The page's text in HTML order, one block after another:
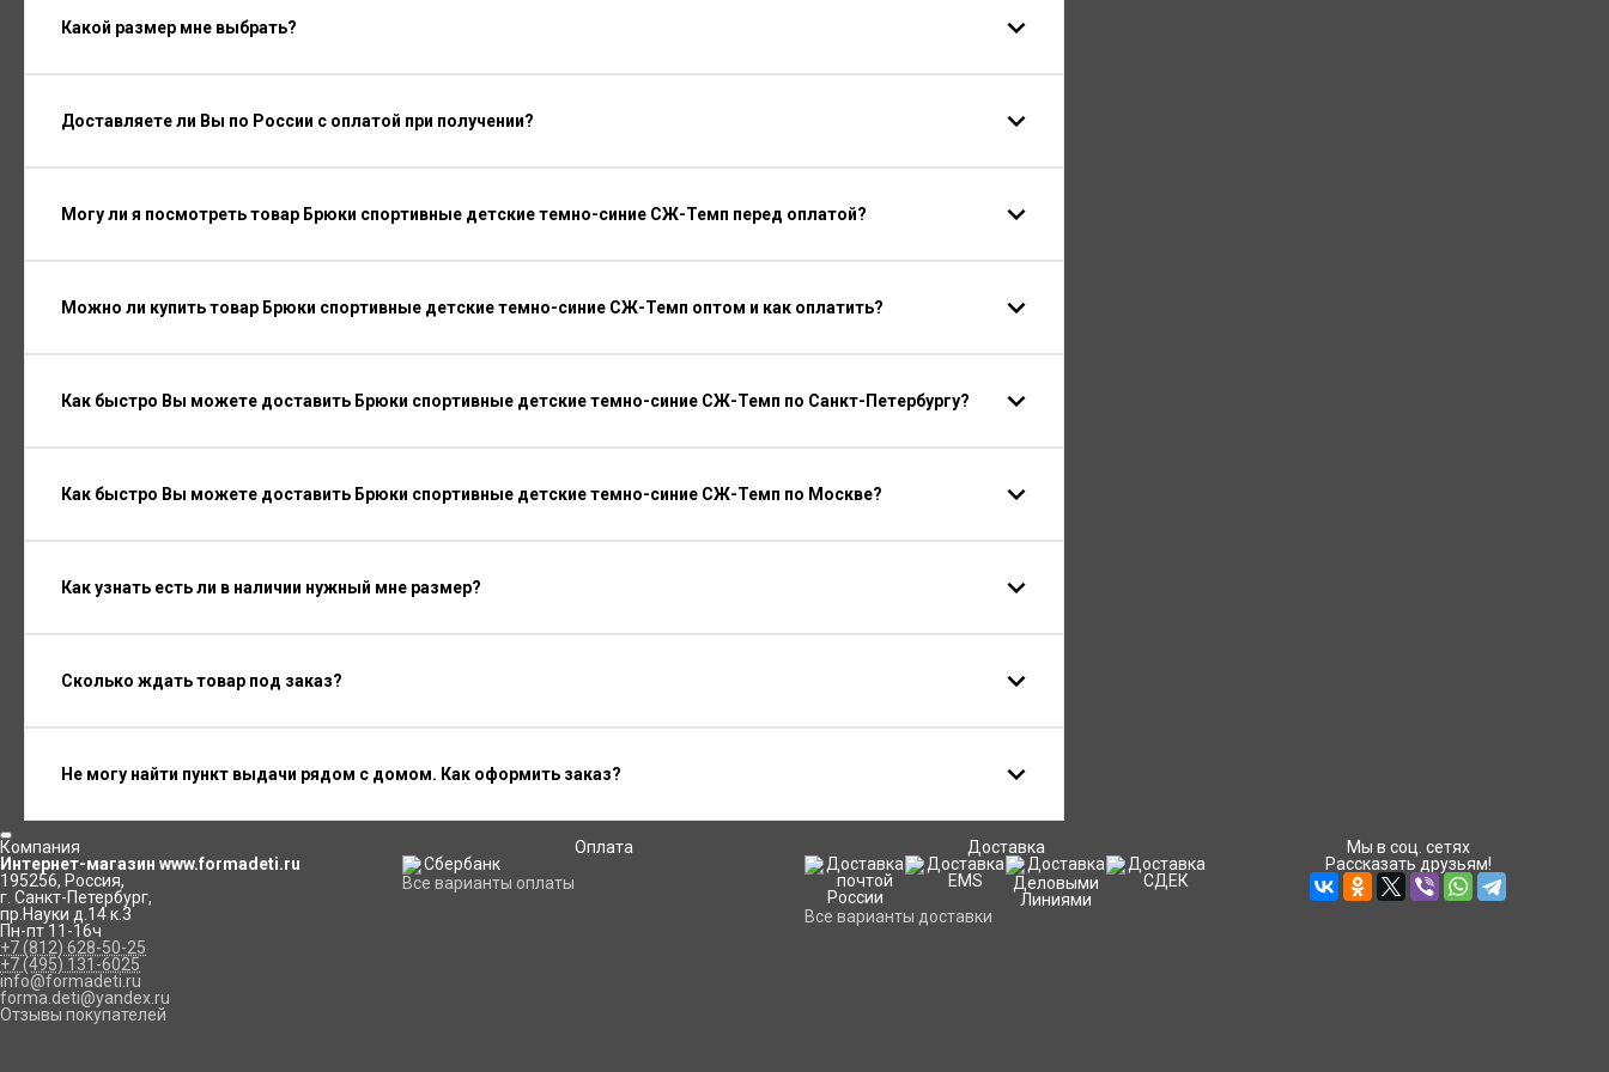
Какой размер мне выбрать?
Доставляете ли Вы по России с оплатой при получении?
Могу ли я посмотреть товар Брюки спортивные детские темно-синие СЖ-Темп перед оплатой?
Можно ли купить товар Брюки спортивные детские темно-синие СЖ-Темп оптом и как оплатить?
Как быстро Вы можете доставить Брюки спортивные детские темно-синие СЖ-Темп по Санкт-Петербургу?
Как быстро Вы можете доставить Брюки спортивные детские темно-синие СЖ-Темп по Москве?
Как узнать есть ли в наличии нужный мне размер?
Сколько ждать товар под заказ?
Не могу найти пункт выдачи рядом с домом. Как оформить заказ?
Компания
Интернет-магазин www.formadeti.ru
195256, Россия,
г. Санкт-Петербург,
пр.Науки д.14 к.3
Пн-пт 11-16ч
+7 (812) 628-50-25
+7 (495) 131-6025
info@formadeti.ru
forma.deti@yandex.ru
Отзывы покупателей
Оплата
Все варианты оплаты
Доставка
Все варианты доставки
Мы в соц. сетях
Рассказать друзьям!